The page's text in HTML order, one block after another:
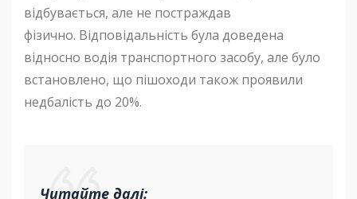
відбувається, але не постраждав
фізично. Відповідальність була доведена
відносно водія транспортного засобу, але було
встановлено, що пішоходи також проявили
недбалість до 20%.
Читайте далі: